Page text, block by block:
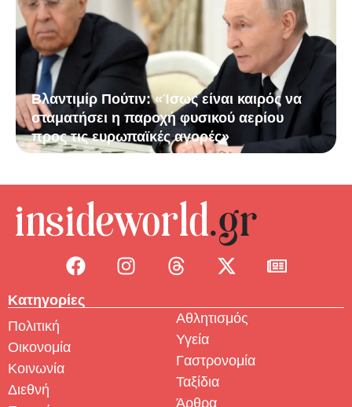
Βλαντιμίρ Πούτιν: «Ίσως είναι καιρός να
σταματήσει η παροχή φυσικού αερίου
προς τις ευρωπαϊκές αγορές»
Κατηγορίες
Πολιτική
Οικονομία
Κοινωνία
Διεθνή
Αθλητισμός
Υγεία
Γαστρονομία
Ταξίδια
Άρθρα